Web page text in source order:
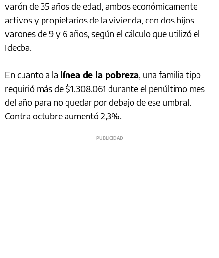
varón de 35 años de edad, ambos económicamente
activos y propietarios de la vivienda, con dos hijos
varones de 9 y 6 años, según el cálculo que utilizó el
Idecba.
En cuanto a la línea de la pobreza, una familia tipo
requirió más de $1.308.061 durante el penúltimo mes
del año para no quedar por debajo de ese umbral.
Contra octubre aumentó 2,3%.